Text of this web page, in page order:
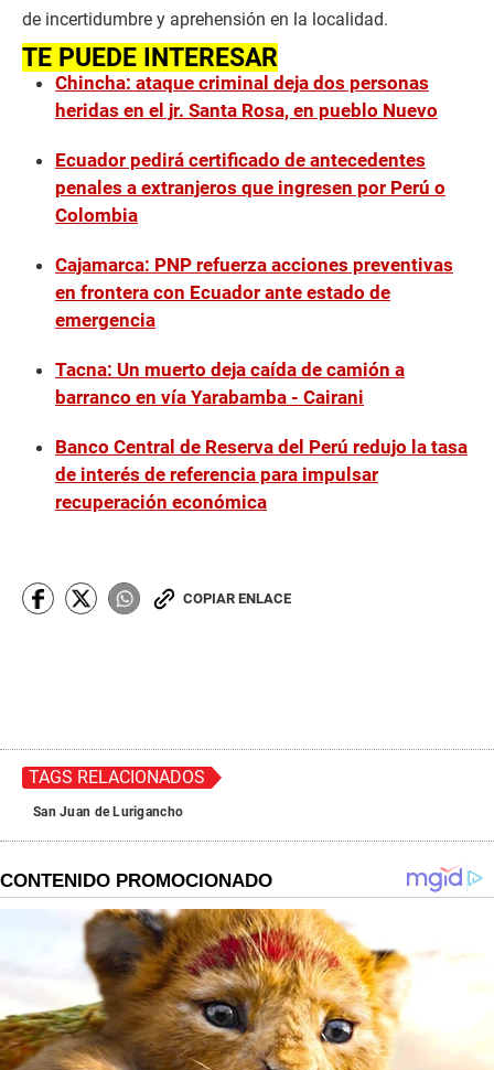
de incertidumbre y aprehensión en la localidad.
TE PUEDE INTERESAR
Chincha: ataque criminal deja dos personas
heridas en el jr. Santa Rosa, en pueblo Nuevo
Ecuador pedirá certificado de antecedentes
penales a extranjeros que ingresen por Perú o
Colombia
Cajamarca: PNP refuerza acciones preventivas
en frontera con Ecuador ante estado de
emergencia
Tacna: Un muerto deja caída de camión a
barranco en vía Yarabamba - Cairani
Banco Central de Reserva del Perú redujo la tasa
de interés de referencia para impulsar
recuperación económica
COPIAR ENLACE
TAGS RELACIONADOS
San Juan de Lurigancho